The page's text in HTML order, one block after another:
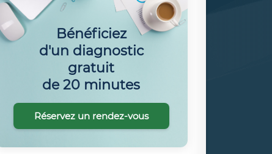
Bénéficiez
d'un diagnostic
gratuit
de 20 minutes
Réservez un rendez-vous